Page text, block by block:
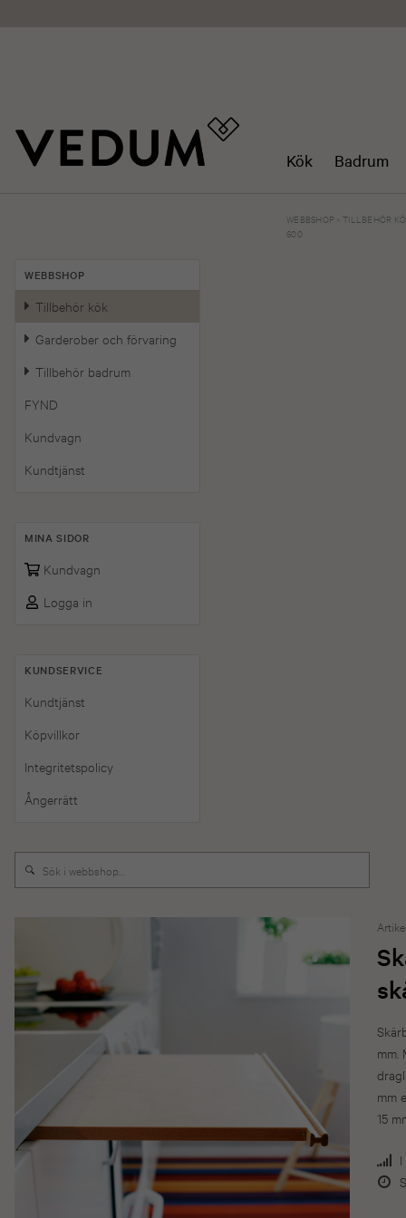
Kök Badrum
WEBBSHOP >TILLBEHÖR
600
WEBBSHOP
Tillbehör kök
Garderober och förvaring
Tillbehör badrum
FYND
Kundvagn
Kundtjänst
MINA SIDOR
Kundvagn
Logga in
KUNDSERVICE
Kundtjänst
Köpvillkor
Integritetspolicy
Ångerrätt
mm.
mm
15